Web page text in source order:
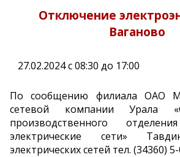
Отключение
Ваганово
27.02.2024 с 08:30 до 17:00
По сообщению филиала ОАО
сетевой компании Урала
производственного
электрические сети»
электрических сетей тел. (34360)